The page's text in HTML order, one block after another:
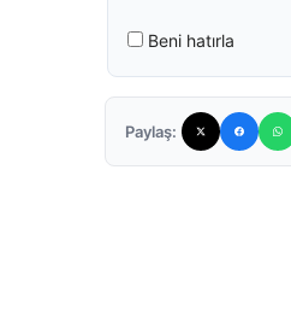
Beni hatırla
Paylaş: